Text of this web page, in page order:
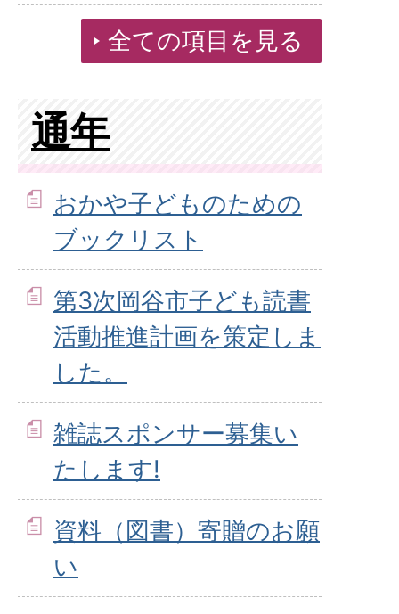
全ての項目を見る
通年
おかや子どものための
ブックリスト
第3次岡谷市子ども読書
活動推進計画を策定しま
した。
雑誌スポンサー募集い
たします!
資料（図書）寄贈のお願
い